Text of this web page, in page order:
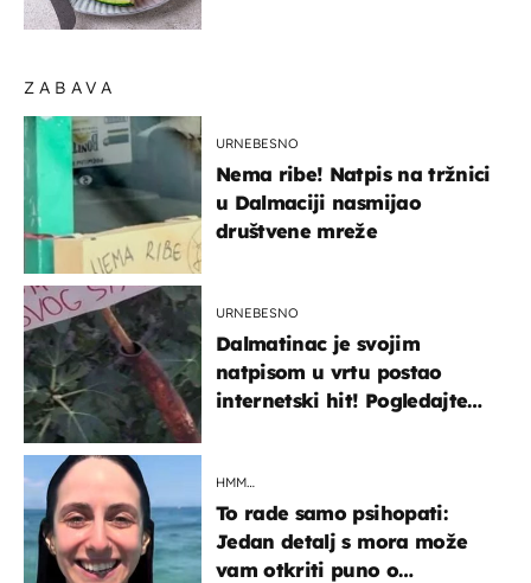
ZABAVA
URNEBESNO
Nema ribe! Natpis na tržnici
u Dalmaciji nasmijao
društvene mreže
URNEBESNO
Dalmatinac je svojim
natpisom u vrtu postao
internetski hit! Pogledajte
HMM…
To rade samo psihopati:
Jedan detalj s mora može
vam otkriti puno o